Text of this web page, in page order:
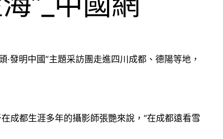
發明中國”主題采訪團走進四川成都、德陽等地，
成都生涯多年的攝影師張艷來說，“在成都遠看雪